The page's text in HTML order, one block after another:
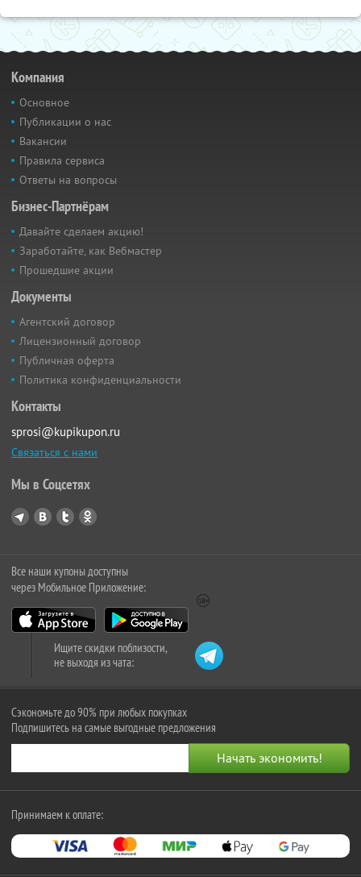
Компания
Основное
Публикации о нас
Вакансии
Правила сервиса
Ответы на вопросы
Бизнес-Партнёрам
Давайте сделаем акцию!
Заработайте, как Вебмастер
Прошедшие акции
Документы
Агентский договор
Лицензионный договор
Публичная оферта
Политика конфиденциальности
Контакты
sprosi@kupikupon.ru
Связаться с нами
Мы в Соцсетях
Все наши купоны доступны
через Мобильное Приложение:
Ищите скидки поблизости,
не выходя из чата:
Сэкономьте до 90% при любых покупках
Подпишитесь на самые выгодные предложения
Принимаем к оплате: